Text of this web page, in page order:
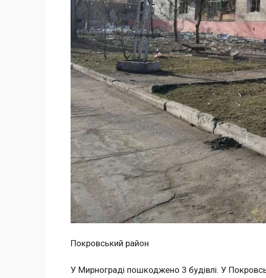
Покровський район
У Мирнограді пошкоджено 3 будівлі. У